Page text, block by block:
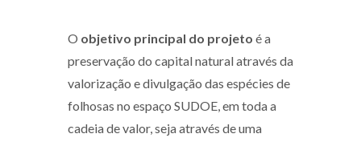
O objetivo principal do projeto é a
preservação do capital natural através da
valorização e divulgação das espécies de
folhosas no espaço SUDOE, em toda a
cadeia de valor, seja através de uma